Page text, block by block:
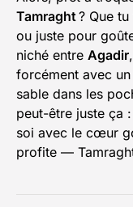
Tamraght? Que
ou juste pour
niché entre Agadir,
forcément avec
sable dans les
peut-être juste ça
soi avec le cœur
profite —